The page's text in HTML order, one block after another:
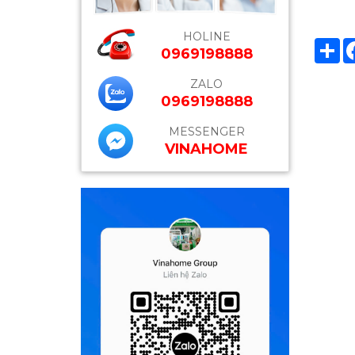
HOLINE
0969198888
ZALO
0969198888
MESSENGER
VINAHOME